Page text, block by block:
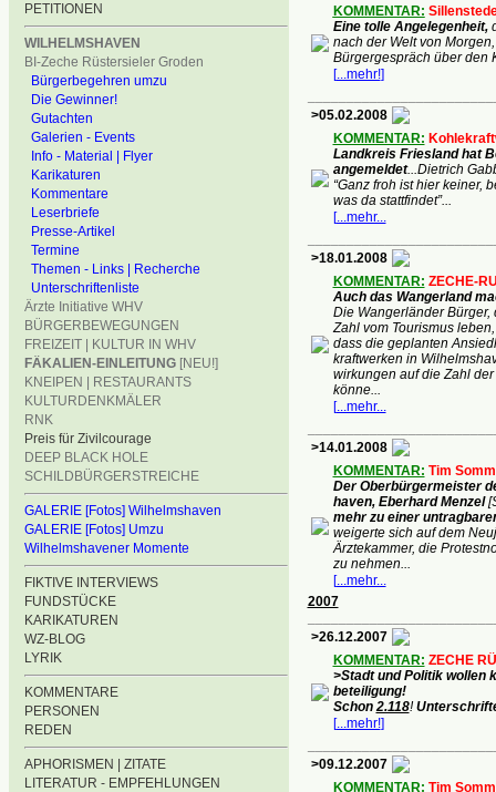
PETITIONEN
WILHELMSHAVEN
BI-Zeche Rüstersieler Groden
Bürgerbegehren umzu
Die Gewinner!
Gutachten
Galerien - Events
Info - Material | Flyer
Karikaturen
Kommentare
Leserbriefe
Presse-Artikel
Termine
Themen - Links | Recherche
Unterschriftenliste
Ärzte Initiative WHV
BÜRGERBEWEGUNGEN
FREIZEIT | KULTUR IN WHV
FÄKALIEN-EINLEITUNG [NEU!]
KNEIPEN | RESTAURANTS
KULTURDENKMÄLER
RNK
Preis für Zivilcourage
DEEP BLACK HOLE
SCHILDBÜRGERSTREICHE
GALERIE [Fotos] Wilhelmshaven
GALERIE [Fotos] Umzu
Wilhelmshavener Momente
FIKTIVE INTERVIEWS
FUNDSTÜCKE
KARIKATUREN
WZ-BLOG
LYRIK
KOMMENTARE
PERSONEN
REDEN
APHORISMEN | ZITATE
LITERATUR - EMPFEHLUNGEN
KOMMENTAR:
Eine tolle Angelegenheit,
nach der Welt von
Bürgergespräch über den
[...mehr!]
>05.02.2008
KOMMENTAR:
Landkreis Friesland hat
angemeldet...Dietrich
“Ganz froh ist hier keiner,
was da stattfindet”...
[...mehr...
>18.01.2008
KOMMENTAR: ZECHE-
Auch das Wangerland
Die Wangerländer Bürger,
Zahl vom Tourismus
dass die geplanten
kraftwerken in
wirkungen auf die Zahl
könne...
[...mehr...
>14.01.2008
KOMMENTAR: Tim
Der Oberbürgermeister
haven, Eberhard Menzel
mehr zu einer
weigerte sich auf dem
Ärztekammer, die
zu nehmen...
[...mehr...
2007
>26.12.2007
KOMMENTAR: ZECHE
>Stadt und Politik wollen
beteiligung!
Schon2.118!
[...mehr!]
>09.12.2007
KOMMENTAR: Tim